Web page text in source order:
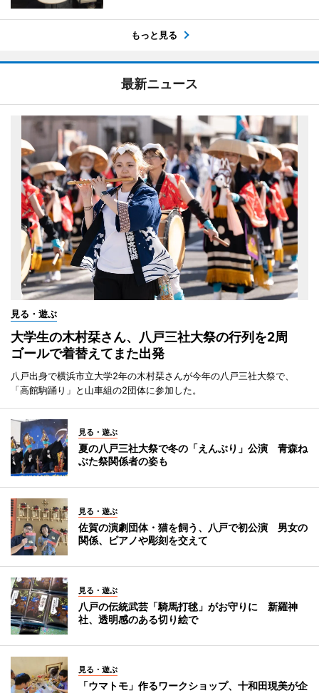
もっと見る
最新ニュース
見る・遊ぶ
大学生の木村栞さん、八戸三社大祭の行列を2周
ゴールで着替えてまた出発
八戸出身で横浜市立大学2年の木村栞さんが今年の八戸三社大祭で、
「高館駒踊り」と山車組の2団体に参加した。
見る・遊ぶ
夏の八戸三社大祭で冬の「えんぶり」公演 青森ね
ぶた祭関係者の姿も
見る・遊ぶ
佐賀の演劇団体・猫を飼う、八戸で初公演 男女の
関係、ピアノや彫刻を交えて
見る・遊ぶ
八戸の伝統武芸「騎馬打毬」がお守りに 新羅神
社、透明感のある切り絵で
見る・遊ぶ
「ウマトモ」作るワークショップ、十和田現美が企